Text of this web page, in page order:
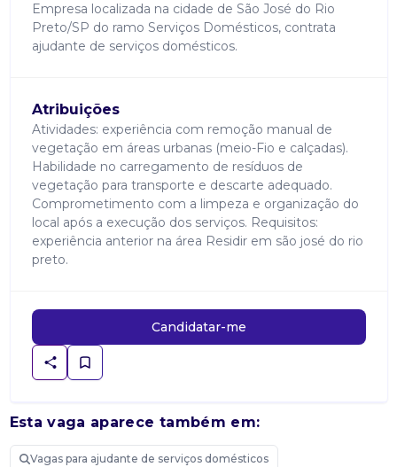
Empresa localizada na cidade de São José do Rio
Preto/SP do ramo Serviços Domésticos, contrata
ajudante de serviços domésticos.
Atribuições
Atividades: experiência com remoção manual de
vegetação em áreas urbanas (meio-Fio e calçadas).
Habilidade no carregamento de resíduos de
vegetação para transporte e descarte adequado.
Comprometimento com a limpeza e organização do
local após a execução dos serviços. Requisitos:
experiência anterior na área Residir em são josé do rio
preto.
Candidatar-me
Esta vaga aparece também em:
Vagas para ajudante de serviços domésticos